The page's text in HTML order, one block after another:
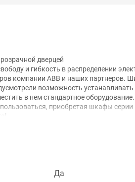
дверцей
и гибкость в распределении
компании АВВ и наших партнеров.
возможность
в нем стандартное
приобретая шкафы
шкафа.
Да